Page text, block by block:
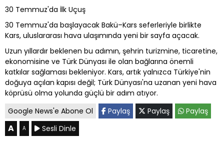
30 Temmuz'da İlk Uçuş
30 Temmuz'da başlayacak Bakü–Kars seferleriyle birlikte
Kars, uluslararası hava ulaşımında yeni bir sayfa açacak.
Uzun yıllardır beklenen bu adımın, şehrin turizmine, ticaretine,
ekonomisine ve Türk Dünyası ile olan bağlarına önemli
katkılar sağlaması bekleniyor. Kars, artık yalnızca Türkiye'nin
doğuya açılan kapısı değil; Türk Dünyası'na uzanan yeni hava
köprüsü olma yolunda güçlü bir adım atıyor.
Google News'e Abone Ol
Paylaş Paylaş Paylaş
A A Sesli Dinle